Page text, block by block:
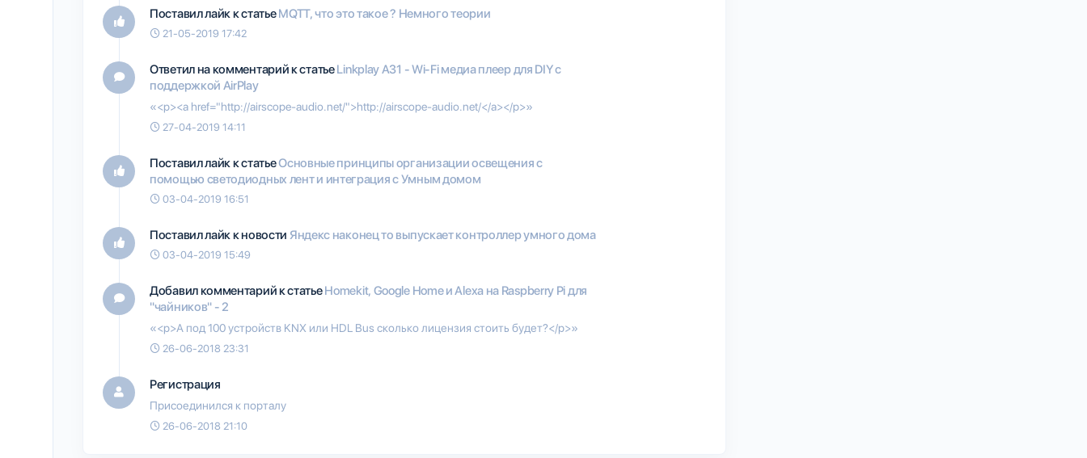
Поставил лайк к статьеMQTT, что это такое ? Немного теории
21-05-2019 17:42
Ответил на комментарий к статьеLinkplay A31 - Wi-Fi медиа плеер для DIY с
поддержкой AirPlay
«<p><a href="http://airscope-audio.net/">http://airscope-audio.net/</a></p>»
27-04-2019 14:11
Поставил лайк к статьеОсновные принципы организации освещения с
помощью светодиодных лент и интеграция с Умным домом
03-04-2019 16:51
Поставил лайк к новости Яндекс наконец то выпускает контроллер умного дома
03-04-2019 15:49
Добавил комментарий к статьеHomekit, Google Home и Alexa на Raspberry Pi для
"чайников" - 2
«<p>А под 100 устройств KNX или HDL Bus сколько лицензия стоить будет?</p>»
26-06-2018 23:31
Регистрация
Присоединился к порталу
26-06-2018 21:10